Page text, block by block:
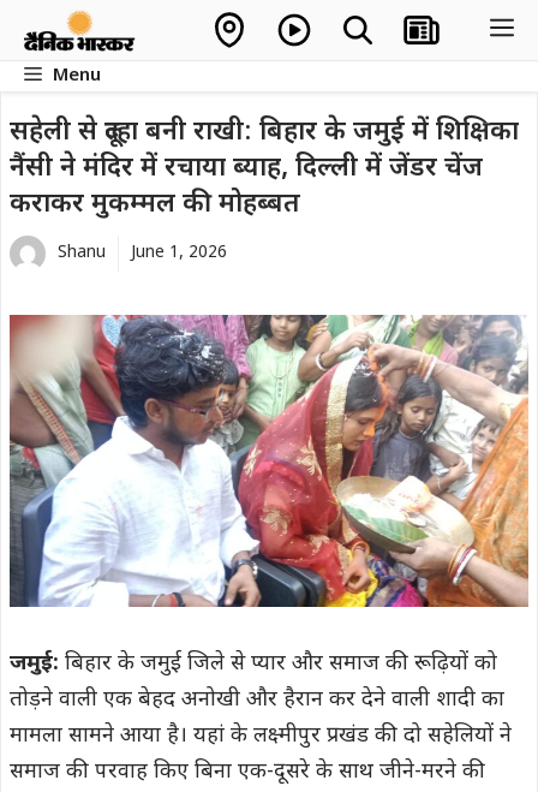
contentMenu
सहेली से दूल्हा बनी राखी: बिहार के जमुई में शिक्षिका
नैंसी ने मंदिर में रचाया ब्याह, दिल्ली में जेंडर चेंज
कराकर मुकम्मल की मोहब्बत
Shanu June 1, 2026
जमुई: बिहार के जमुई जिले से प्यार और समाज की रूढ़ियों को
तोड़ने वाली एक बेहद अनोखी और हैरान कर देने वाली शादी का
मामला सामने आया है। यहां के लक्ष्मीपुर प्रखंड की दो सहेलियों ने
समाज की परवाह किए बिना एक-दूसरे के साथ जीने-मरने की